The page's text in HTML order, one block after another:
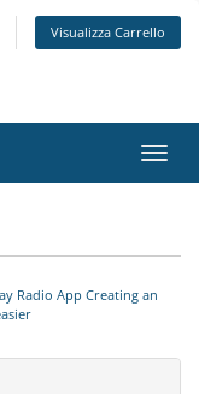
Visualizza Carrello
Radio App Creating an